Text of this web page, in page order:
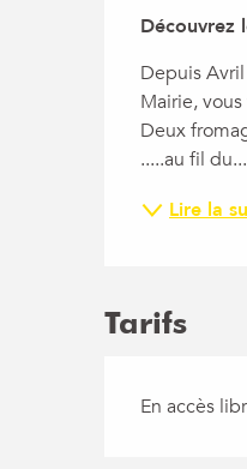
Découvrez
Depuis
Mairie,
Deux
.....au fil du...
Lire la
Tarifs
En accès